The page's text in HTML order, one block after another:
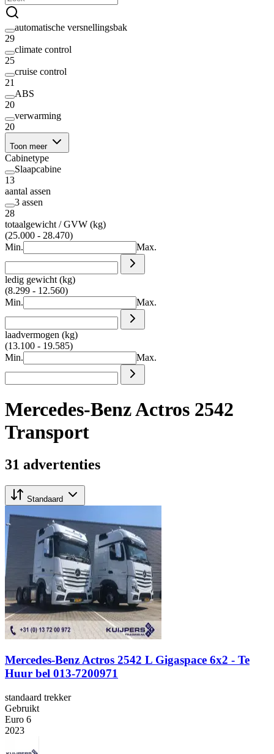
automatische versnellingsbak
29
climate control
25
cruise control
21
ABS
20
verwarming
20
Toon meer
Cabinetype
Slaapcabine
13
aantal assen
3 assen
28
totaalgewicht / GVW (kg)
(25.000 - 28.470)
Min.
Max.
ledig gewicht (kg)
(8.299 - 12.560)
Min.
Max.
laadvermogen (kg)
(13.100 - 19.585)
Min.
Max.
Mercedes-Benz Actros 2542
Transport
31 advertenties
Standaard
Mercedes-Benz Actros 2542 L Gigaspace 6x2 - Te
Huur bel 013-7200971
standaard trekker
Gebruikt
Euro 6
2023